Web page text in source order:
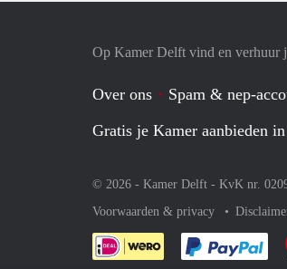
Op Kamer Delft vind en verhuur
Over ons Spam & nep-
Gratis je Kamer aanbieden
© 2026 - Kamer Delft - KvK nr.
Voorwaarden & privacy